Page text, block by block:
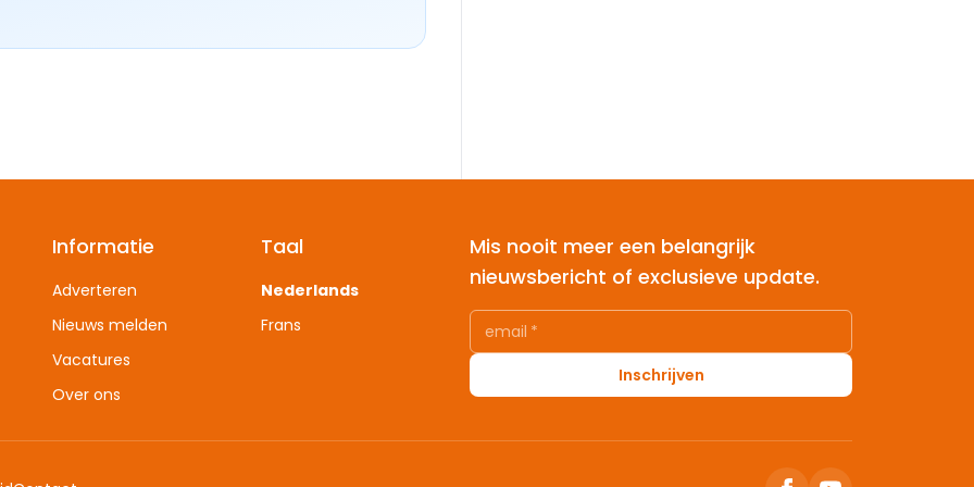
Informatie
Adverteren
Nieuws melden
Vacatures
Over ons
Taal
Nederlands
Frans
Mis nooit meer een belangrijk
nieuwsbericht of exclusieve update.
email *
Inschrijven